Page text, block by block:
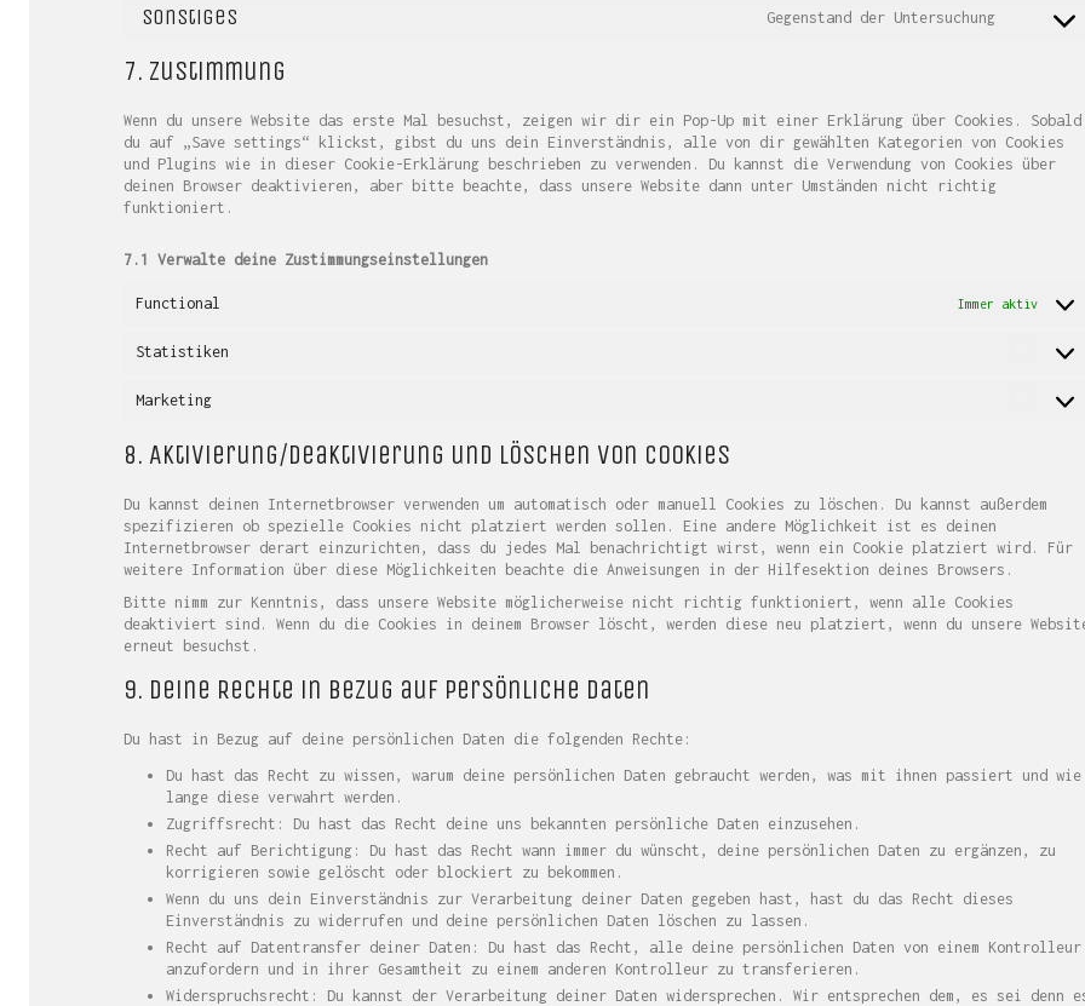
service
Sonstiges Gegenstand der Untersuchung
Consent
7. Zustimmung
Wenn du unsere Website das erste Mal besuchst, zeigen wir dir ein Pop-Up mit einer Erklärung über Cookies. Sobald
du auf „Save settings“ klickst, gibst du uns dein Einverständnis, alle von dir gewählten Kategorien von Cookies
und Plugins wie in dieser Cookie-Erklärung beschrieben zu verwenden. Du kannst die Verwendung von Cookies über
deinen Browser deaktivieren, aber bitte beachte, dass unsere Website dann unter Umständen nicht richtig
funktioniert.
7.1 Verwalte deine Zustimmungseinstellungen
Functional Immer aktiv
Statistiken
Marketing
8. Aktivierung/Deaktivierung und Löschen von Cookies
Du kannst deinen Internetbrowser verwenden um automatisch oder manuell Cookies zu löschen. Du kannst außerdem
spezifizieren ob spezielle Cookies nicht platziert werden sollen. Eine andere Möglichkeit ist es deinen
Internetbrowser derart einzurichten, dass du jedes Mal benachrichtigt wirst, wenn ein Cookie platziert wird. Für
weitere Information über diese Möglichkeiten beachte die Anweisungen in der Hilfesektion deines Browsers.
Bitte nimm zur Kenntnis, dass unsere Website möglicherweise nicht richtig funktioniert, wenn alle Cookies
deaktiviert sind. Wenn du die Cookies in deinem Browser löscht, werden diese neu platziert, wenn du unsere
erneut besuchst.
9. Deine Rechte in Bezug auf persönliche Daten
Du hast in Bezug auf deine persönlichen Daten die folgenden Rechte:
Du hast das Recht zu wissen, warum deine persönlichen Daten gebraucht werden, was mit ihnen passiert und wie
lange diese verwahrt werden.
Zugriffsrecht: Du hast das Recht deine uns bekannten persönliche Daten einzusehen.
Recht auf Berichtigung: Du hast das Recht wann immer du wünscht, deine persönlichen Daten zu ergänzen, zu
korrigieren sowie gelöscht oder blockiert zu bekommen.
Wenn du uns dein Einverständnis zur Verarbeitung deiner Daten gegeben hast, hast du das Recht dieses
Einverständnis zu widerrufen und deine persönlichen Daten löschen zu lassen.
Recht auf Datentransfer deiner Daten: Du hast das Recht, alle deine persönlichen Daten von einem Kontrolleur
anzufordern und in ihrer Gesamtheit zu einem anderen Kontrolleur zu transferieren.
Widerspruchsrecht: Du kannst der Verarbeitung deiner Daten widersprechen. Wir entsprechen dem, es sei denn